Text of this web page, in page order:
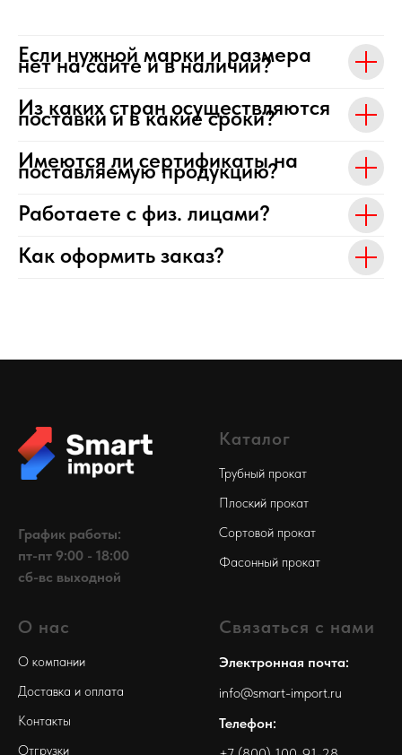
Если нужной марки и размера
нет на сайте и в наличии?
Из каких стран осуществляются
поставки и в какие сроки?
Имеются ли сертификаты на
поставляемую продукцию?
Работаете с физ. лицами?
Как оформить заказ?
График работы:
пт-пт 9:00 - 18:00
сб-вс выходной
Каталог
Трубный прокат
Плоский прокат
Сортовой прокат
Фасонный прокат
О нас
О компании
Доставка и оплата
Контакты
Отгрузки
Связаться с нами
Электронная почта:
info@smart-import.ru
Телефон: